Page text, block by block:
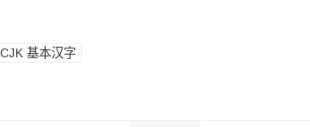
CJK 基本汉字